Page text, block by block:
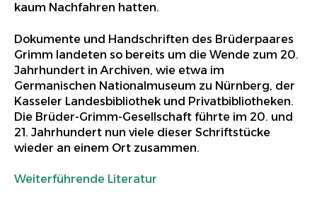
kaum Nachfahren hatten.
Dokumente und Handschriften des Brüderpaares
Grimm landeten so bereits um die Wende zum 20.
Jahrhundert in Archiven, wie etwa im
Germanischen Nationalmuseum zu Nürnberg, der
Kasseler Landesbibliothek und Privatbibliotheken.
Die Brüder-Grimm-Gesellschaft führte im 20. und
21. Jahrhundert nun viele dieser Schriftstücke
wieder an einem Ort zusammen.
Weiterführende Literatur